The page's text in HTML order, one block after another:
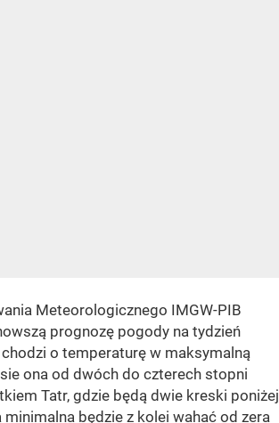
Meteorologicznego IMGW-PIB
prognozę pogody na tydzień
o temperaturę w maksymalną
ona od dwóch do czterech stopni
Tatr, gdzie będą dwie kreski poniżej
minimalna będzie z kolei wahać od zera